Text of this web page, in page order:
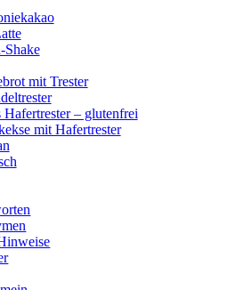
Shake
mit Trester
Hafertrester – glutenfrei
mit Hafertrester